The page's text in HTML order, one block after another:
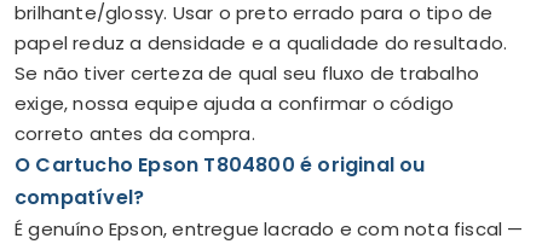
brilhante/glossy. Usar o preto errado para o tipo de
papel reduz a densidade e a qualidade do resultado.
Se não tiver certeza de qual seu fluxo de trabalho
exige, nossa equipe ajuda a confirmar o código
correto antes da compra.
O Cartucho Epson T804800 é original ou
compatível?
É genuíno Epson, entregue lacrado e com nota fiscal —